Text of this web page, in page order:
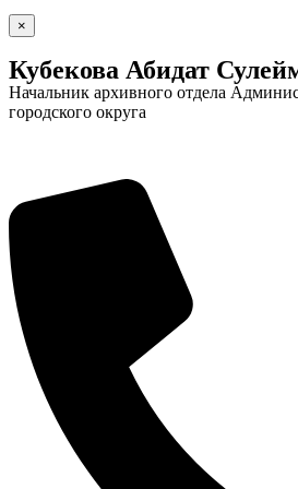
×
Кубекова Абидат
Начальник архивного отдела
городского округа